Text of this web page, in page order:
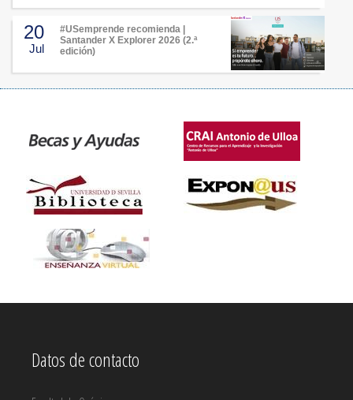
20
Jul
#USemprende recomienda |
Santander X Explorer 2026 (2.ª
edición)
Datos de contacto